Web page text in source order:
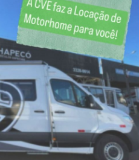
Sprinter competição